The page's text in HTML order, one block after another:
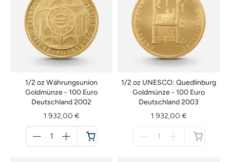
1/2 oz Währungsunion
Goldmünze - 100 Euro
Deutschland 2002
1.932,00 €
für
Warenkorb
1/2 oz UNESCO: Quedlinburg
Goldmünze - 100 Euro
Deutschland 2003
1.932,00 €